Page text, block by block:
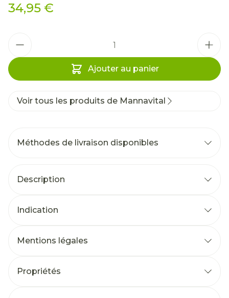
34,95 €
Ajouter au panier
Voir tous les produits de Mannavital
Méthodes de livraison disponibles
Description
Indication
Mentions légales
Propriétés